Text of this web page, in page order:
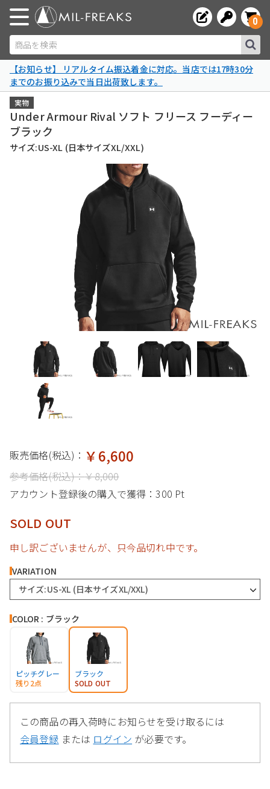
商品を検索
0
【お知らせ】 リアルタイム振込着金に対応。当店では17時30分
までのお振り込みで当日出荷致します。
実物
Under Armour Rival ソフト フリース フーディー
ブラック
サイズ:US-XL (日本サイズXL/XXL)
販売価格(税込)： ￥6,600
参考価格(税込)：￥8,000
アカウント登録後の購入で獲得：300 Pt
SOLD OUT
申し訳ございませんが、只今品切れ中です。
VARIATION
サイズ:US-XL (日本サイズXL/XXL)
COLOR : ブラック
ピッチグレー
残り2点
ブラック
SOLD OUT
この商品の再入荷時にお知らせを受け取るには
会員登録 または ログイン が必要です。